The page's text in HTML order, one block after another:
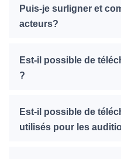
Puis-je surligner et
acteurs?
Est-il possible de
?
Est-il possible de
utilisés pour les